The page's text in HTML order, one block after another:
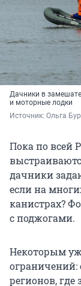
Дачники в
и моторные лодки
Источник: Ольга
Пока по всей
дачники
если на
канистрах?
с поджогами.
Некоторым
ограничений:
регионов, где